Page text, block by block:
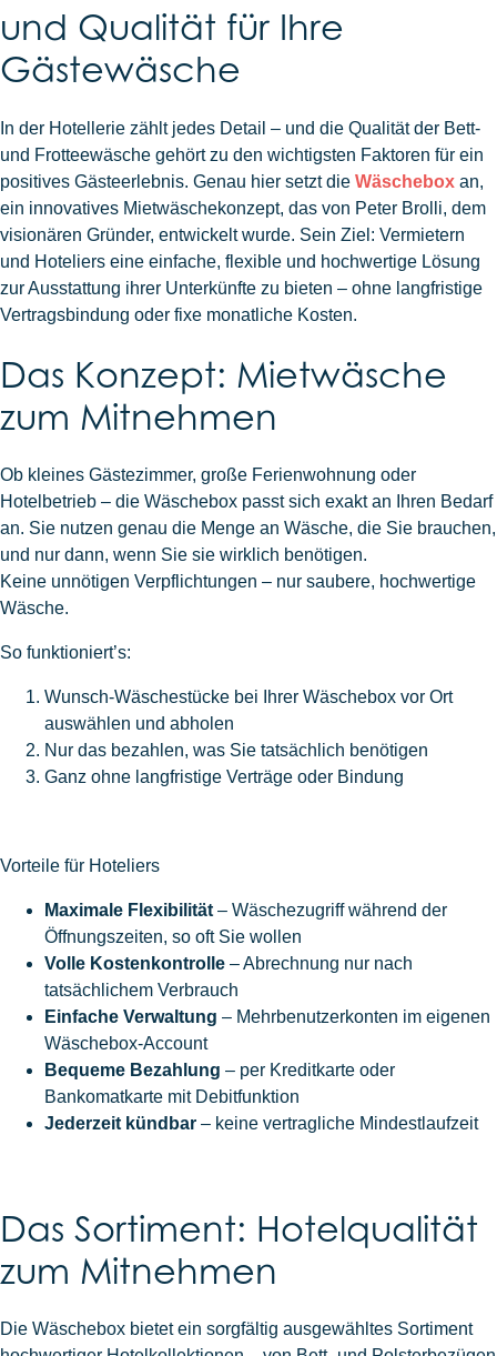
und Qualität für Ihre
Gästewäsche
In der Hotellerie zählt jedes Detail – und die Qualität der Bett-
und Frotteewäsche gehört zu den wichtigsten Faktoren für ein
positives Gästeerlebnis. Genau hier setzt die Wäschebox an,
ein innovatives Mietwäschekonzept, das von Peter Brolli, dem
visionären Gründer, entwickelt wurde. Sein Ziel: Vermietern
und Hoteliers eine einfache, flexible und hochwertige Lösung
zur Ausstattung ihrer Unterkünfte zu bieten – ohne langfristige
Vertragsbindung oder fixe monatliche Kosten.
Das Konzept: Mietwäsche
zum Mitnehmen
Ob kleines Gästezimmer, große Ferienwohnung oder
Hotelbetrieb – die Wäschebox passt sich exakt an Ihren Bedarf
an. Sie nutzen genau die Menge an Wäsche, die Sie brauchen,
und nur dann, wenn Sie sie wirklich benötigen.
Keine unnötigen Verpflichtungen – nur saubere, hochwertige
Wäsche.
So funktioniert’s:
Wunsch-Wäschestücke bei Ihrer Wäschebox vor Ort
auswählen und abholen
Nur das bezahlen, was Sie tatsächlich benötigen
Ganz ohne langfristige Verträge oder Bindung
Vorteile für Hoteliers
Maximale Flexibilität – Wäschezugriff während der
Öffnungszeiten, so oft Sie wollen
Volle Kostenkontrolle – Abrechnung nur nach
tatsächlichem Verbrauch
Einfache Verwaltung – Mehrbenutzerkonten im eigenen
Wäschebox-Account
Bequeme Bezahlung – per Kreditkarte oder
Bankomatkarte mit Debitfunktion
Jederzeit kündbar – keine vertragliche Mindestlaufzeit
Das Sortiment: Hotelqualität
zum Mitnehmen
Die Wäschebox bietet ein sorgfältig ausgewähltes Sortiment